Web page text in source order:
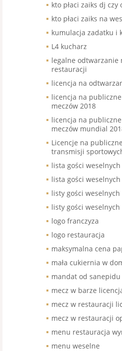
kto płaci zaiks dj
kto płaci zaiks na
kumulacja zadatku i
L4 kucharz
legalne odtwarzanie
restauracji
licencja na
licencja na
meczów 2018
licencja na
meczów mundial
Licencje na
transmisji
lista gości
lista gości
listy gości
listy gości weselnych
logo franczyza
logo restauracja
maksymalna cena
mała cukiernia w
mandat od
mecz w barze
mecz w restauracji
mecz w restauracji
menu restauracja
menu weselne